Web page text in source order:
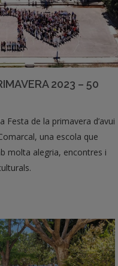
2023 – 50
Festa de la primavera d’avui
una escola que
molta alegria, encontres i